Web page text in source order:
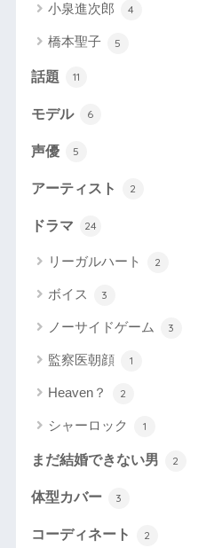
小泉進次郎 4
橋本聖子 5
話題 11
モデル 6
声優 5
アーティスト 2
ドラマ 24
リーガルハート 2
ボイス 3
ノーサイドゲーム 3
監察医朝顔 1
Heaven？ 2
シャーロック 1
まだ結婚できない男 2
体型カバー 3
コーディネート 2